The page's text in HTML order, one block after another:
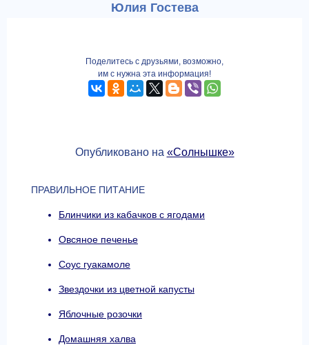
Юлия Гостева
Поделитесь с друзьями, возможно,
им с нужна эта информация!
Опубликовано на «Солнышке»
ПРАВИЛЬНОЕ ПИТАНИЕ
Блинчики из кабачков с ягодами
Овсяное печенье
Соус гуакамоле
Звездочки из цветной капусты
Яблочные розочки
Домашняя халва